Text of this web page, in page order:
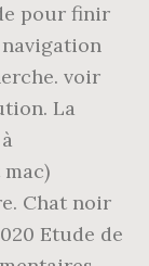
pour finir
voir
La
Chat noir
Etude de